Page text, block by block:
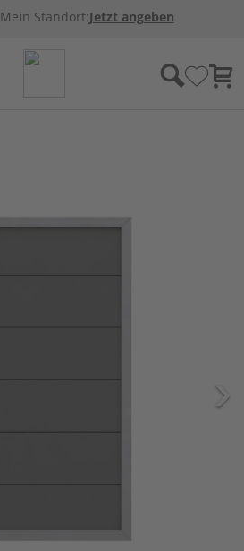
Mein Standort:Jetzt angeben